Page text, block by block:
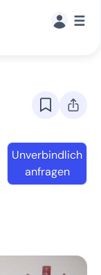
☰
Unverbindlich
anfragen